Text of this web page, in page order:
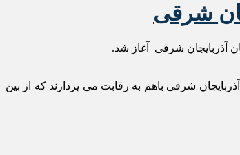
شرقی
و شبستر در آذربایجان شرقی باهم به رقابت می پردازند که از بین